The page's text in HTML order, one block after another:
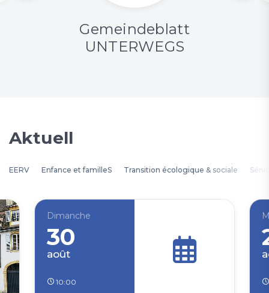
Gemeindeblatt
UNTERWEGS
Aktuell
EERV Enfance et familleS Transition écologique & sociale
Dimanche
30
août
10:00